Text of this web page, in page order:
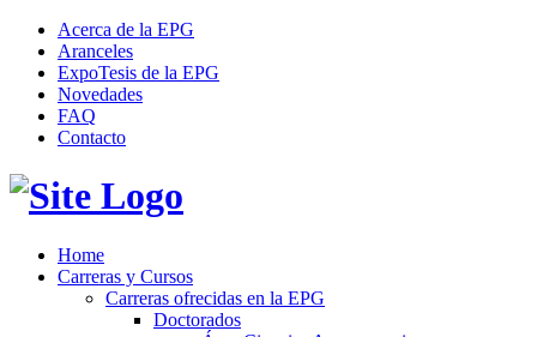
Acerca de la EPG
Aranceles
ExpoTesis de la EPG
Novedades
FAQ
Contacto
Home
Carreras y Cursos
Carreras ofrecidas en la EPG
Doctorados